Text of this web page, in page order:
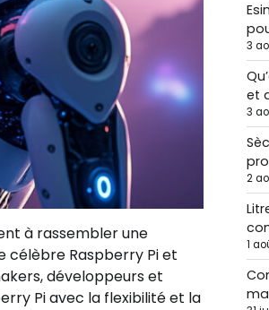
à rassembler une
célèbre Raspberry Pi et
développeurs et
Pi avec la flexibilité et la
3
et
3
2
1